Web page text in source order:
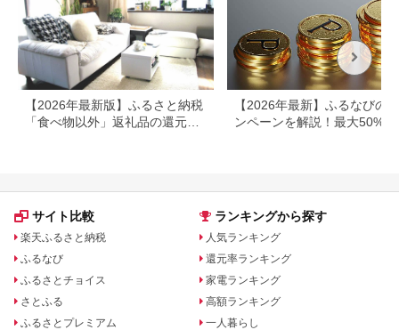
【2026年最新版】ふるさと納税
「食べ物以外」返礼品の還元率
【2026年最新】ふるなびの
ンペーンを解説！最大50%還
サイト比較
楽天ふるさと納税
ふるなび
ふるさとチョイス
さとふる
ふるさとプレミアム
ランキングから探す
人気ランキング
還元率ランキング
家電ランキング
高額ランキング
一人暮らし